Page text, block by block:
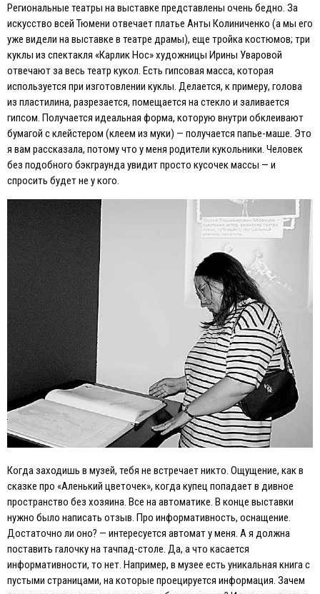
Региональные театры на выставке представлены очень бедно. За
искусство всей Тюмени отвечает платье Анты Колиниченко (а мы его
уже видели на выставке в театре драмы), еще тройка костюмов; три
куклы из спектакля «Карлик Нос» художницы Ирины Уваровой
отвечают за весь театр кукол. Eсть гипсовая масса, которая
используется при изготовлении куклы. Делается, к примеру, голова
из пластилина, разрезается, помещается на стекло и заливается
гипсом. Получается идеальная форма, которую внутри обклеивают
бумагой с клейстером (клеем из муки) — получается папье-маше. Это
я вам рассказала, потому что у меня родители кукольники. Человек
без подобного бэкграунда увидит просто кусочек массы — и
спросить будет не у кого.
Когда заходишь в музей, тебя не встречает никто. Ощущение, как в
сказке про «Аленький цветочек», когда купец попадает в дивное
пространство без хозяина. Все на автоматике. В конце выставки
нужно было написать отзыв. Про информативность, оснащение.
Достаточно ли оно? — интересуется автомат у меня. А я должна
поставить галочку на тачпад-столе. Да, а что касается
информативности, то нет. Например, в музее есть уникальная книга с
пустыми страницами, на которые проецируется информация. Зачем